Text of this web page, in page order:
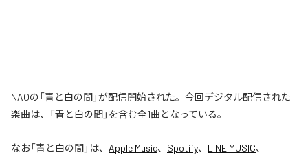
NAOの「青と白の間」が配信開始された。今回デジタル配信された
楽曲は、「青と白の間」を含む全1曲となっている。
なお「青と白の間」は、 Apple Music、 Spotify、 LINE MUSIC、